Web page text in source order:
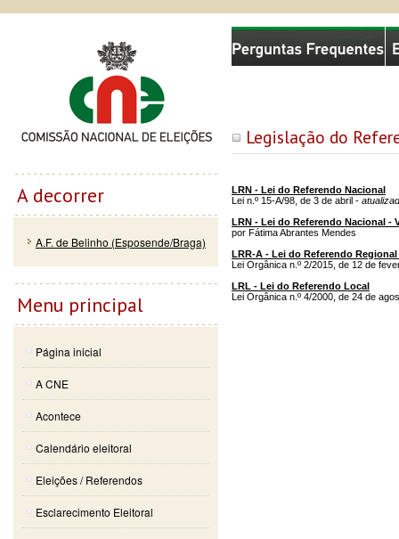
Legislação do
LRN - Lei do Referendo Nacional
Lei n.º 15-A/98, de 3 de abril -
LRN - Lei do Referendo Nacional -
por Fátima Abrantes Mendes
LRR-A - Lei do Referendo
Lei Orgânica n.º 2/2015, de 12 de
LRL - Lei do Referendo Local
Lei Orgânica n.º 4/2000, de 24 de
Comissão Nacional de Eleições
A decorrer
A.F. de Belinho (Esposende/Braga)
Menu principal
Página inicial
A CNE
Acontece
Calendário eleitoral
Eleições / Referendos
Esclarecimento Eleitoral